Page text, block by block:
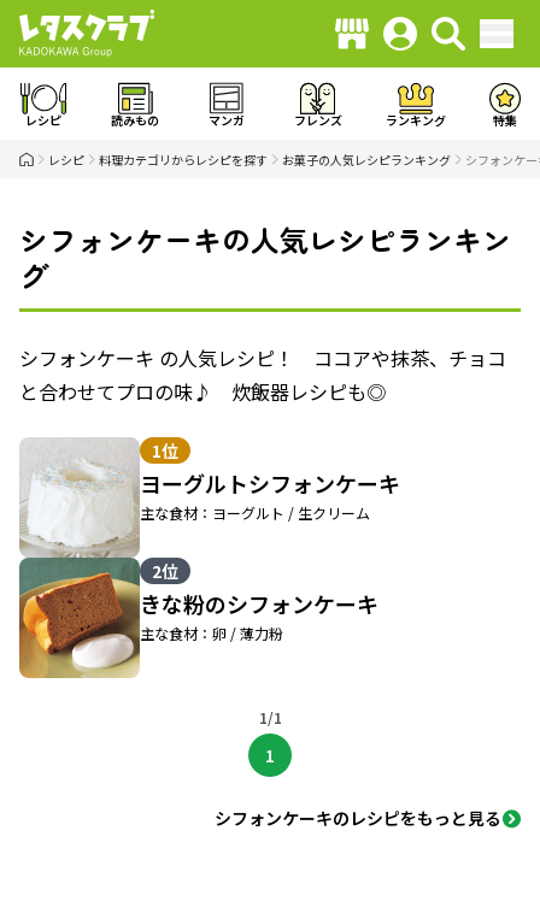
レシピ 読みもの マンガ フレンズ ランキング 特集
レシピ 料理カテゴリからレシピを探す お菓子の人気レシピランキング シフォンケ
シフォンケーキの人気レシピランキン
グ
シフォンケーキ の人気レシピ！ ココアや抹茶、チョコ
と合わせてプロの味♪ 炊飯器レシピも◎
1位
ヨーグルトシフォンケーキ
主な食材：ヨーグルト / 生クリーム
2位
きな粉のシフォンケーキ
主な食材：卵 / 薄力粉
1/1
1
シフォンケーキのレシピをもっと見る